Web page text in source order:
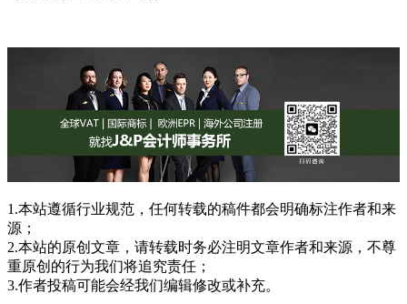
1.本站遵循行业规范，任何转载的稿件都会明确标注作者和来
源；
2.本站的原创文章，请转载时务必注明文章作者和来源，不尊
重原创的行为我们将追究责任；
3.作者投稿可能会经我们编辑修改或补充。